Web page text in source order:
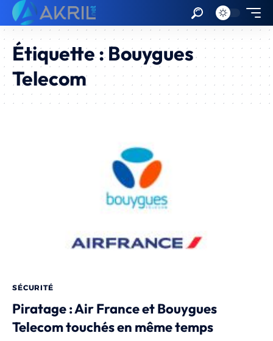
Étiquette :Bouygues
Telecom
SÉCURITÉ
Piratage : Air France et Bouygues
Telecom touchés en même temps